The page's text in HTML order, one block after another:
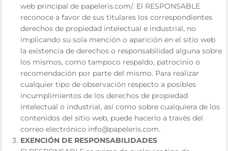
web principal de papeleris.com/. El RESPONSABLE
reconoce a favor de sus titulares los correspondientes
derechos de propiedad intelectual e industrial, no
implicando su sola mención o aparición en el sitio web
la existencia de derechos o responsabilidad alguna sobre
los mismos, como tampoco respaldo, patrocinio o
recomendación por parte del mismo. Para realizar
cualquier tipo de observación respecto a posibles
incumplimientos de los derechos de propiedad
intelectual o industrial, así como sobre cualquiera de los
contenidos del sitio web, puede hacerlo a través del
correo electrónico info@papeleris.com.
EXENCIÓN DE RESPONSABILIDADES